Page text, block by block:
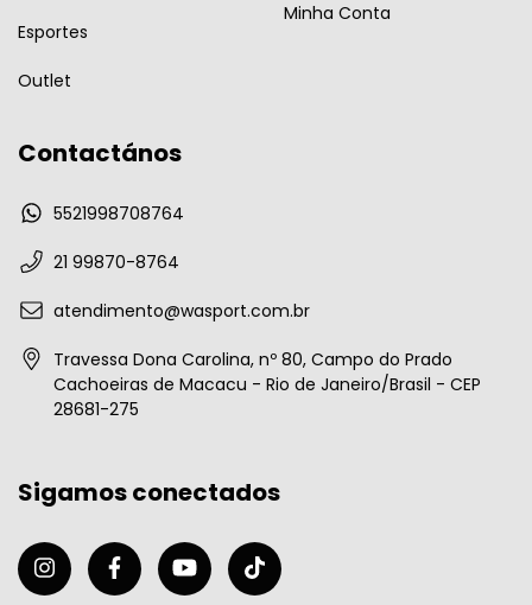
Esportes
Outlet
Minha Conta
Contactános
5521998708764
21 99870-8764
atendimento@wasport.com.br
Travessa Dona Carolina, nº 80, Campo do Prado
Cachoeiras de Macacu - Rio de Janeiro/Brasil - CEP
28681-275
Sigamos conectados